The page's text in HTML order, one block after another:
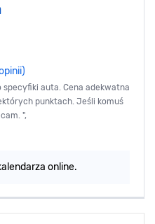
specyfiki auta. Cena adekwatna
punktach. Jeśli komuś
",
online.